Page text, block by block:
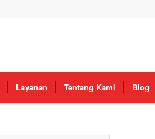
Layanan Tentang Kami Blog